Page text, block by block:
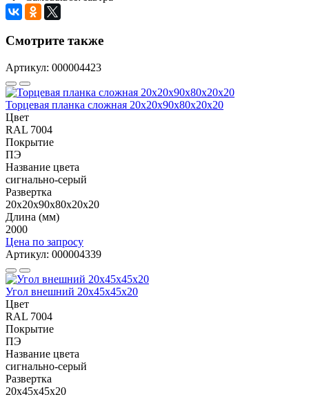
Смотрите также
Артикул: 000004423
Торцевая планка сложная 20х20х90х80х20х20
Цвет
RAL 7004
Покрытие
ПЭ
Название цвета
сигнально-серый
Развертка
20х20х90х80х20х20
Длина (мм)
2000
Цена по запросу
Артикул: 000004339
Угол внешний 20х45х45х20
Цвет
RAL 7004
Покрытие
ПЭ
Название цвета
сигнально-серый
Развертка
20х45х45х20